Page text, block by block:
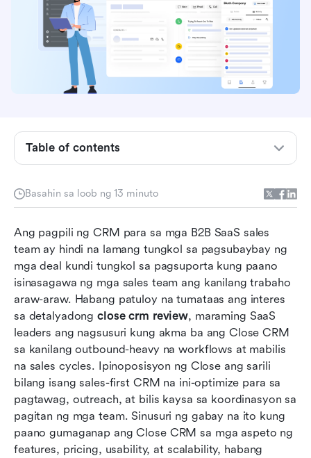
Basahin sa loob ng 13 minuto
Ang pagpili ng CRM para sa mga B2B SaaS sales
team ay hindi na lamang tungkol sa pagsubaybay ng
mga deal kundi tungkol sa pagsuporta kung paano
isinasagawa ng mga sales team ang kanilang trabaho
araw-araw. Habang patuloy na tumataas ang interes
sa detalyadong close crm review, maraming SaaS
leaders ang nagsusuri kung akma ba ang Close CRM
sa kanilang outbound-heavy na workflows at mabilis
na sales cycles. Ipinoposisyon ng Close ang sarili
bilang isang sales-first CRM na ini-optimize para sa
pagtawag, outreach, at bilis kaysa sa koordinasyon sa
pagitan ng mga team. Sinusuri ng gabay na ito kung
paano gumaganap ang Close CRM sa mga aspeto ng
features, pricing, usability, at scalability, habang
Table of contents
Isara ang mga tampok ng CRM na inaasahan ng
Maikling ipinaliwanag ang presyo ng Close
CRM
Mga lakas na nagpapatingkad sa Close CRM
Kung saan nagsisimulang maging limitado ang
Mula sa outreach hanggang sa pagmamay-ari:
Bakit pinipili ng mga koponan ang Lark
Close CRM laban sa Lark: Lakas sa pagtawag
laban sa linaw ng pagpapatupad
Konklusyon
Mga Madalas Itanong
Kaugnay na pagbasa